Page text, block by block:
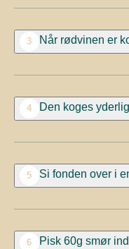
3 Når rødvinen er
4 Den koges
5 Si fonden over i
6 Pisk 60g smør